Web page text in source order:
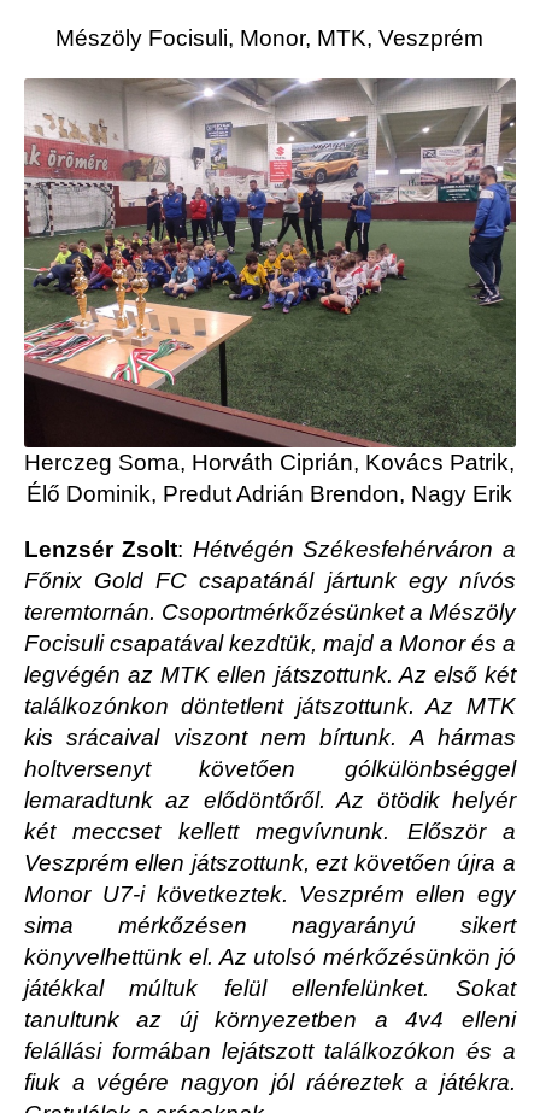
Mészöly Focisuli, Monor, MTK, Veszprém
Herczeg Soma, Horváth Ciprián, Kovács Patrik,
Élő Dominik, Predut Adrián Brendon, Nagy Erik
Lenzsér Zsolt: Hétvégén Székesfehérváron a
Főnix Gold FC csapatánál jártunk egy nívós
teremtornán. Csoportmérkőzésünket a Mészöly
Focisuli csapatával kezdtük, majd a Monor és a
legvégén az MTK ellen játszottunk. Az első két
találkozónkon döntetlent játszottunk. Az MTK
kis srácaival viszont nem bírtunk. A hármas
holtversenyt követően gólkülönbséggel
lemaradtunk az elődöntőről. Az ötödik helyér
két meccset kellett megvívnunk. Először a
Veszprém ellen játszottunk, ezt követően újra a
Monor U7-i következtek. Veszprém ellen egy
sima mérkőzésen nagyarányú sikert
könyvelhettünk el. Az utolsó mérkőzésünkön jó
játékkal múltuk felül ellenfelünket. Sokat
tanultunk az új környezetben a 4v4 elleni
felállási formában lejátszott találkozókon és a
fiuk a végére nagyon jól ráéreztek a játékra.